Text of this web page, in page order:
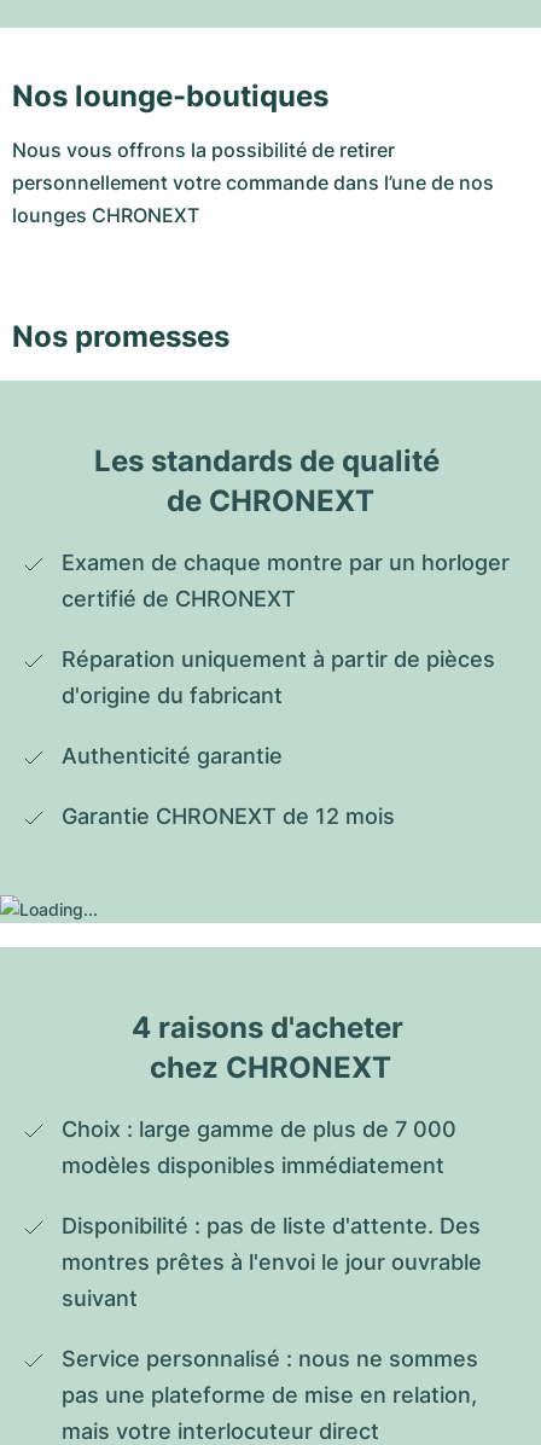
Nos lounge-boutiques
Nous vous offrons la possibilité de retirer
personnellement votre commande dans l’une de nos
lounges CHRONEXT
Nos promesses
Les standards de qualité
de CHRONEXT
Examen de chaque montre par un horloger
certifié de CHRONEXT
Réparation uniquement à partir de pièces
d'origine du fabricant
Authenticité garantie
Garantie CHRONEXT de 12 mois
4 raisons d'acheter
chez CHRONEXT
Choix : large gamme de plus de 7 000
modèles disponibles immédiatement
Disponibilité : pas de liste d'attente. Des
montres prêtes à l'envoi le jour ouvrable
suivant
Service personnalisé : nous ne sommes
pas une plateforme de mise en relation,
mais votre interlocuteur direct